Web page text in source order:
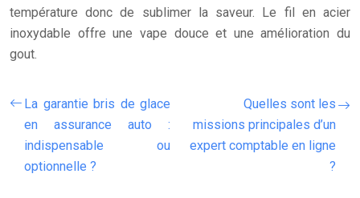
température donc de sublimer la saveur. Le fil en acier
inoxydable offre une vape douce et une amélioration du
gout.
La garantie bris de glace
en assurance auto :
indispensable ou
optionnelle ?
Quelles sont les
missions principales d’un
expert comptable en ligne
?